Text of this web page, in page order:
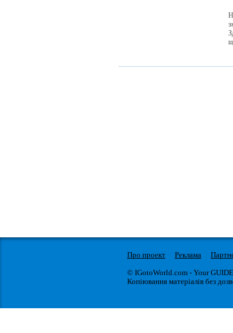
Про проект Реклама
© IGotoWorld.com - Your
Копіювання матеріалів без